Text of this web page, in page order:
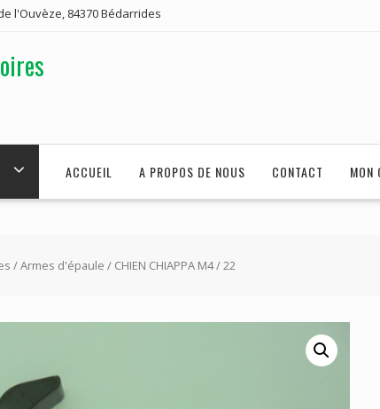
l'Ouvèze, 84370 Bédarrides
ACCUEIL A PROPOS DE NOUS CONTACT MON
/Armes d'épaule / CHIEN CHIAPPA M4 / 22